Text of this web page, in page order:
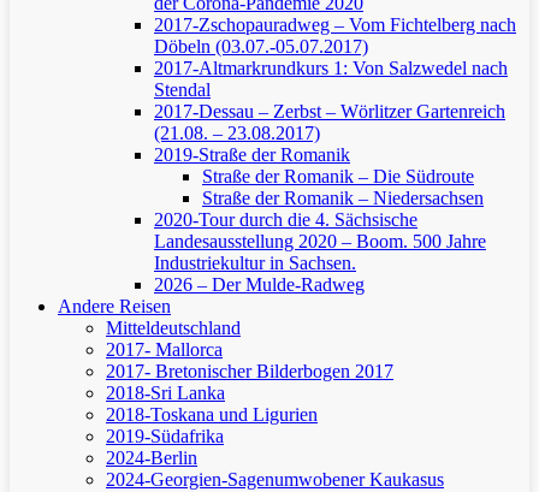
2017-Zschopauradweg – Vom Fichtelberg nach
Döbeln (03.07.-05.07.2017)
2017-Altmarkrundkurs 1: Von Salzwedel nach
Stendal
2017-Dessau – Zerbst – Wörlitzer Gartenreich
(21.08. – 23.08.2017)
2019-Straße der Romanik
Straße der Romanik – Die Südroute
Straße der Romanik – Niedersachsen
2020-Tour durch die 4. Sächsische
Landesausstellung 2020 – Boom. 500 Jahre
Industriekultur in Sachsen.
2026 – Der Mulde-Radweg
Andere Reisen
Mitteldeutschland
2017- Mallorca
2017- Bretonischer Bilderbogen 2017
2018-Sri Lanka
2018-Toskana und Ligurien
2019-Südafrika
2024-Berlin
2024-Georgien-Sagenumwobener Kaukasus